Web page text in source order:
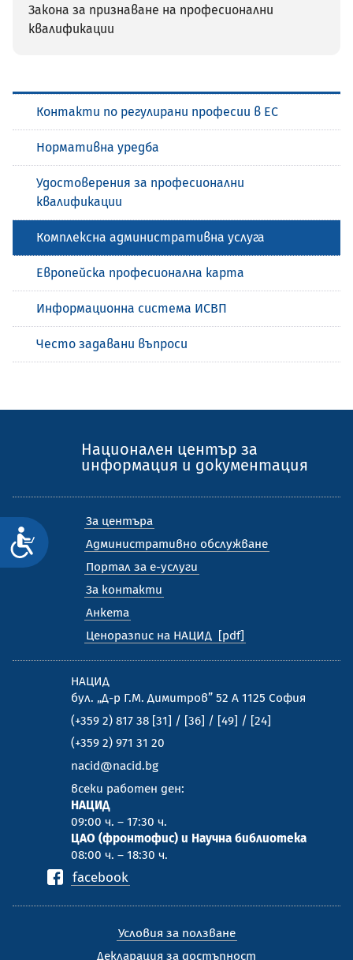
Достъпност
Закона за признаване на професионални
квалификации
Контакти по регулирани професии в ЕС
Нормативна уредба
Удостоверения за професионални
квалификации
Комплексна административна услуга
Европейска професионална карта
Информационна система ИСВП
Често задавани въпроси
Национален център за
информация и документация
За центъра
Административно обслужване
Портал за е-услуги
За контакти
Анкета
Ценоразпис на НАЦИД
НАЦИД
бул. „Д-р Г.М. Димитров” 52 А 1125 София
(+359 2) 817 38 [31] / [36] / [49] / [24]
(+359 2) 971 31 20
nacid@nacid.bg
всеки работен ден:
НАЦИД
09:00 ч. – 17:30 ч.
ЦАО (фронтофис) и Научна библиотека
08:00 ч. – 18:30 ч.
facebook
Условия за ползване
Декларация за достъпност